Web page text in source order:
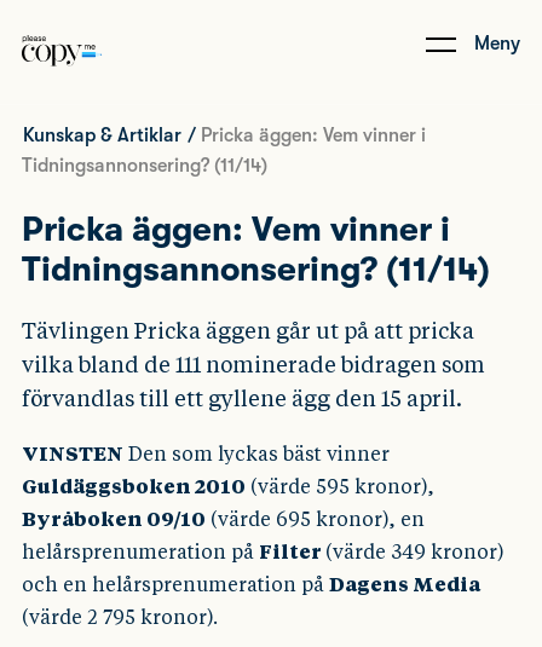
Meny
Kunskap & Artiklar / Pricka äggen: Vem vinner i
Tidningsannonsering? (11/14)
Pricka äggen: Vem vinner i
Tidningsannonsering? (11/14)
Tävlingen Pricka äggen går ut på att pricka
vilka bland de 111 nominerade bidragen som
förvandlas till ett gyllene ägg den 15 april.
VINSTEN Den som lyckas bäst vinner
Guldäggsboken 2010 (värde 595 kronor),
Byråboken 09/10 (värde 695 kronor), en
helårsprenumeration på Filter (värde 349 kronor)
och en helårsprenumeration på Dagens Media
(värde 2 795 kronor).